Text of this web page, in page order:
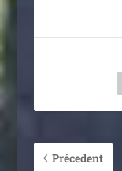
Précedent